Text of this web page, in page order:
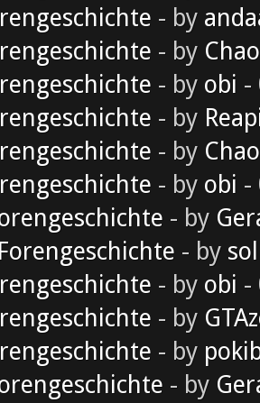
- by
- by
- by obi -
- by
- by
- by obi -
- by
- by
- by obi -
- by
- by
- by